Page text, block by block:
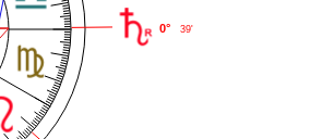
0° 39'